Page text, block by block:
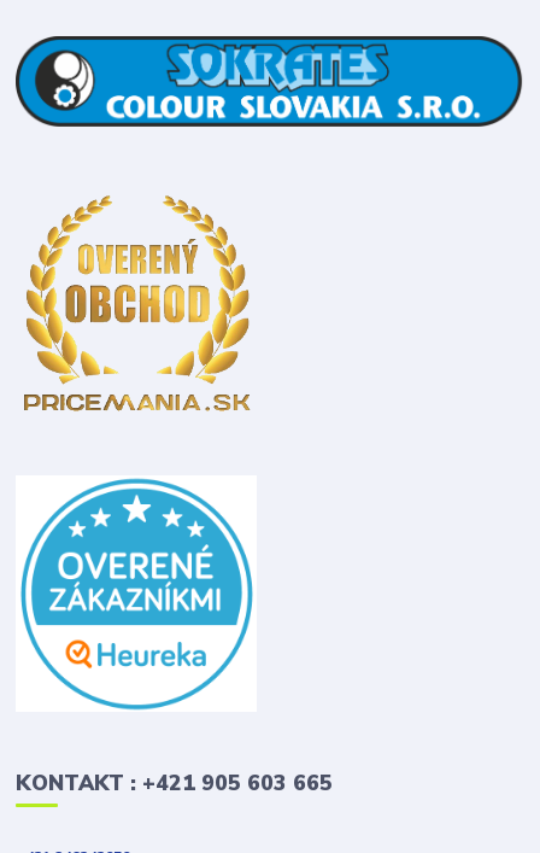
KONTAKT : +421 905 603 665